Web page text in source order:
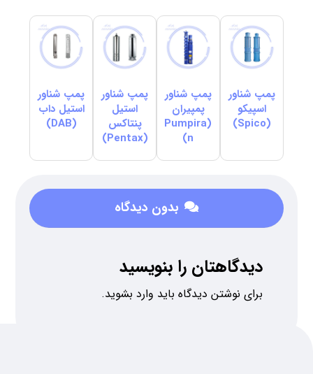
پمپ شناور
اسپیکو
(Spico)
پمپ شناور
پمپیران
(Pumpira
n)
پمپ شناور
استیل
پنتاکس
(Pentax)
پمپ شناور
استیل داب
(DAB)
بدون دیدگاه
دیدگاهتان را بنویسید
برای نوشتن دیدگاه باید وارد بشوید.